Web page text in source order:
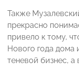
Также
прекрасно
привело к тому,
Нового года дома
теневой бизнес, а